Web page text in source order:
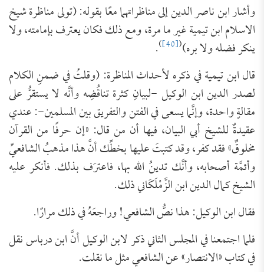
وأشار ابن ناصر الدين إلى مناظراتهما معًا بقوله: (تولى ‌مناظرة شيخ
الاسلام ابن تيمية غير ما مرة، ومع ذلك فكان يعترف بإمامته، ولا
ينكر فضله ولا بره)(
[40]
)
.
قال ابن تيمية في ذكره لأحداث المناظرة: (وقلتُ في ضمنِ الكلام
لصدر الدين ابن الوكيل -لبيانِ كثرة تناقُضِه وأنَّه لا يستقرُّ على
مقالةٍ واحدة، وإنَّما يسعى في الفتن والتفريق بين المسلمين-: عندي
عقيدةٌ للشيخ أبي البيان، فيها أن من قال: «إن حرفًا من القرآن
مخلوقٌ» فقد كفر، وقد كتبتَ عليها بخطِّك أنَّ هذا مذهبُ الشافعيِّ
وأئمَّة أصحابه، وأنَّك تدينُ الله بها، فاعترَف بذلك. فأنكر عليه
الشيخ كمال الدين ابن الزَّمْلَكَاني ذلك.
فقال ابن الوكيل: هذا نصُّ الشافعي! وراجعَهُ في ذلك مرارًا.
فلما اجتمعنا في المجلس الثاني ذكر لابن الوكيل أنَّ ابن درباس نقل
في كتاب «الانتصار» عن الشافعي مثل ما نقلت.